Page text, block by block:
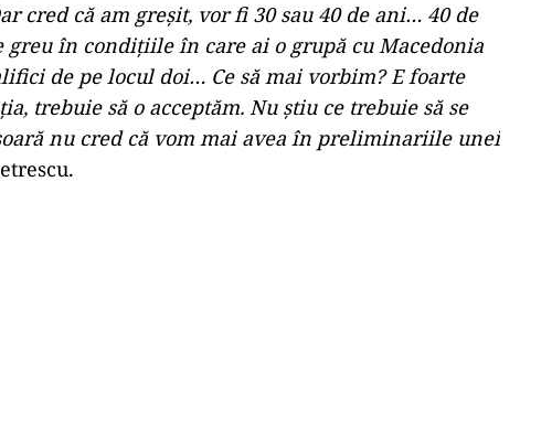
cred că am greşit, vor fi 30 sau 40 de ani… 40 de
greu în condiţiile în care ai o grupă cu Macedonia
de pe locul doi… Ce să mai vorbim? E foarte
trebuie să o acceptăm. Nu ştiu ce trebuie să se
nu cred că vom mai avea în preliminariile unei